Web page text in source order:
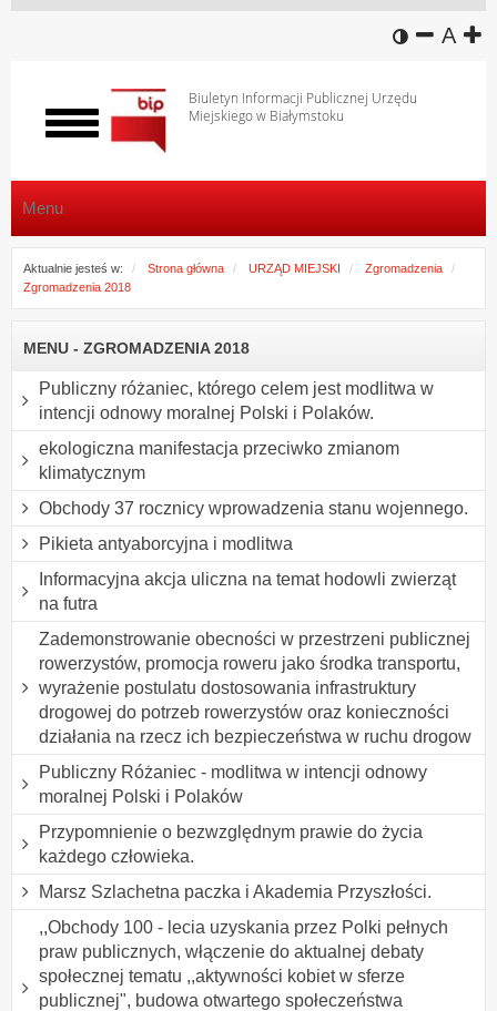
wersja
A
Biuletyn Informacji Publicznej Urzędu
Miejskiego w Białymstoku
Włącz
menu
Menu
Aktualnie jesteś w: Strona główna URZĄD MIEJSKI
Zgromadzenia
Zgromadzenia 2018
MENU - ZGROMADZENIA 2018
Publiczny różaniec, którego celem jest modlitwa w
intencji odnowy moralnej Polski i Polaków.
ekologiczna manifestacja przeciwko zmianom
klimatycznym
Obchody 37 rocznicy wprowadzenia stanu wojennego.
Pikieta antyaborcyjna i modlitwa
Informacyjna akcja uliczna na temat hodowli zwierząt
na futra
Zademonstrowanie obecności w przestrzeni publicznej
rowerzystów, promocja roweru jako środka transportu,
wyrażenie postulatu dostosowania infrastruktury
drogowej do potrzeb rowerzystów oraz konieczności
działania na rzecz ich bezpieczeństwa w ruchu drogow
Publiczny Różaniec - modlitwa w intencji odnowy
moralnej Polski i Polaków
Przypomnienie o bezwzględnym prawie do życia
każdego człowieka.
Marsz Szlachetna paczka i Akademia Przyszłości.
,,Obchody 100 - lecia uzyskania przez Polki pełnych
praw publicznych, włączenie do aktualnej debaty
społecznej tematu ,,aktywności kobiet w sferze
publicznej", budowa otwartego społeczeństwa